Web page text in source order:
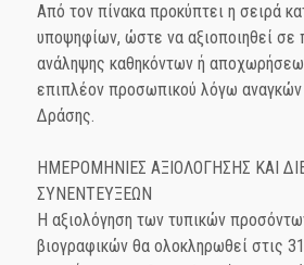
Από τον πίνακα προκύπτει η σειρά
υποψηφίων, ώστε να αξιοποιηθεί σε
ανάληψης καθηκόντων ή
επιπλέον προσωπικού λόγω αναγκών
Δράσης.
ΗΜΕΡΟΜΗΝΙΕΣ ΑΞΙΟΛΟΓΗΣΗΣ ΚΑΙ
ΣΥΝΕΝΤΕΥΞΕΩΝ
Η αξιολόγηση των τυπικών
βιογραφικών θα ολοκληρωθεί στις